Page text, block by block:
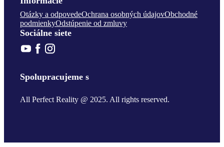
Otázky a odpovedeOchrana osobných údajovObchodné
podmienkyOdstúpenie od zmluvy
Sociálne siete
Spolupracujeme s
All Perfect Reality @ 2025. All rights reserved.